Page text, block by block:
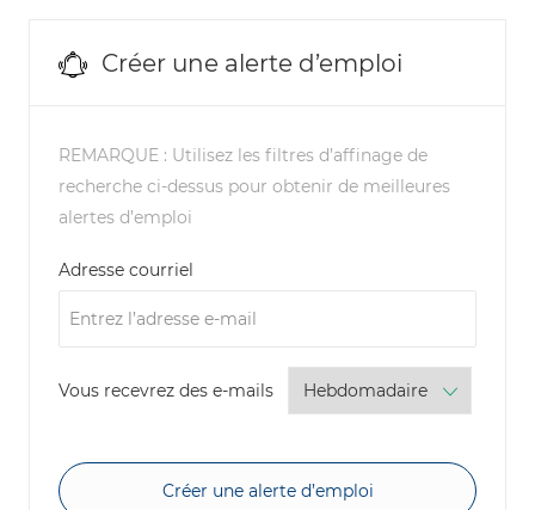
Créer une alerte d’emploi
REMARQUE : Utilisez les filtres d’affinage de
recherche ci-dessus pour obtenir de meilleures
alertes d’emploi
Adresse courriel
Vous recevrez des e-mailsRequired
Créer une alerte d’emploi